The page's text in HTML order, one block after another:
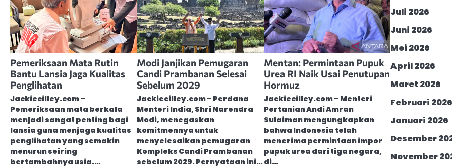
Pemeriksaan Mata Rutin
Bantu Lansia Jaga Kualitas
Penglihatan
Jackiecilley.com –
Pemeriksaan mata berkala
menjadi sangat penting bagi
lansia guna menjaga kualitas
penglihatan yang semakin
menurun seiring
bertambahnya usia.…
Modi Janjikan Pemugaran
Candi Prambanan Selesai
Sebelum 2029
Jackiecilley.com – Perdana
Menteri India, Shri Narendra
Modi, menegaskan
komitmennya untuk
menyelesaikan pemugaran
Kompleks Candi Prambanan
sebelum 2029. Pernyataan ini…
Mentan: Permintaan Pupuk
Urea RI Naik Usai Penutupan
Hormuz
Jackiecilley.com – Menteri
Pertanian Andi Amran
Sulaiman mengungkapkan
bahwa Indonesia telah
menerima permintaan impor
pupuk urea dari tiga negara,
di…
Juli 2026
Juni 2026
Mei 2026
April 2026
Maret 2026
Februari 2026
Januari 2026
Desember
November